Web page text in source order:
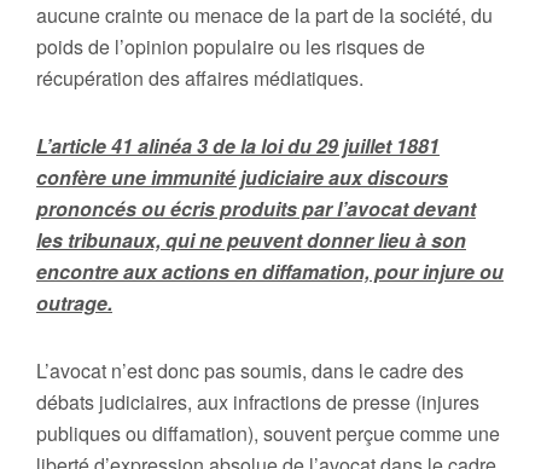
aucune crainte ou menace de la part de la société, du
poids de l’opinion populaire ou les risques de
récupération des affaires médiatiques.
L’article 41 alinéa 3 de la loi du 29 juillet 1881
confère une immunité judiciaire aux discours
prononcés ou écris produits par l’avocat devant
les tribunaux, qui ne peuvent donner lieu à son
encontre aux actions en diffamation, pour injure ou
outrage.
L’avocat n’est donc pas soumis, dans le cadre des
débats judiciaires, aux infractions de presse (injures
publiques ou diffamation), souvent perçue comme une